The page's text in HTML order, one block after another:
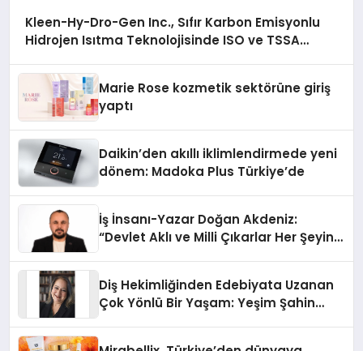
Kleen-Hy-Dro-Gen Inc., Sıfır Karbon Emisyonlu
Hidrojen Isıtma Teknolojisinde ISO ve TSSA
Marie Rose kozmetik sektörüne giriş
yaptı
Daikin’den akıllı iklimlendirmede yeni
dönem: Madoka Plus Türkiye’de
İş İnsanı-Yazar Doğan Akdeniz:
“Devlet Aklı ve Milli Çıkarlar Her Şeyin
Diş Hekimliğinden Edebiyata Uzanan
Çok Yönlü Bir Yaşam: Yeşim Şahin